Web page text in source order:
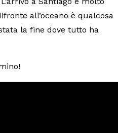
all’oceano è qualcosa
la fine dove tutto ha